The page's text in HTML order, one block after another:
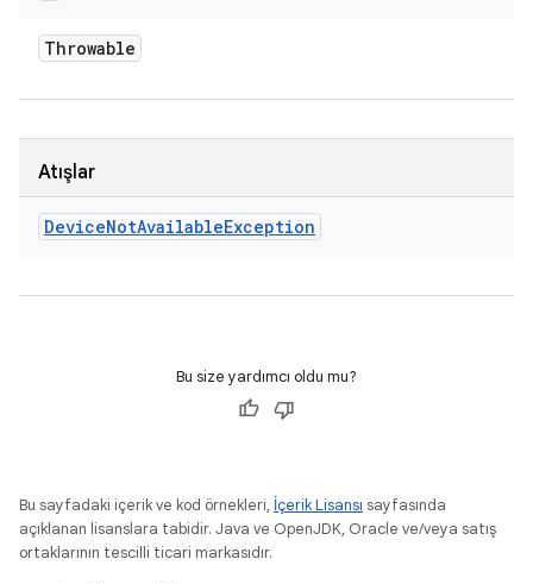
Throwable
Atışlar
DeviceNotAvailableException
Bu size yardımcı oldu mu?
Bu sayfadaki içerik ve kod örnekleri, İçerik Lisansı sayfasında
açıklanan lisanslara tabidir. Java ve OpenJDK, Oracle ve/veya satış
ortaklarının tescilli ticari markasıdır.